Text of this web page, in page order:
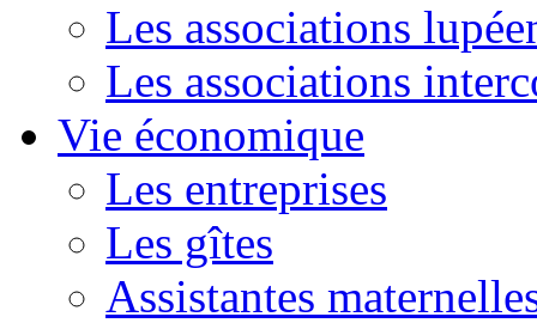
Les associations
Les associations
Vie économique
Les entreprises
Les gîtes
Assistantes